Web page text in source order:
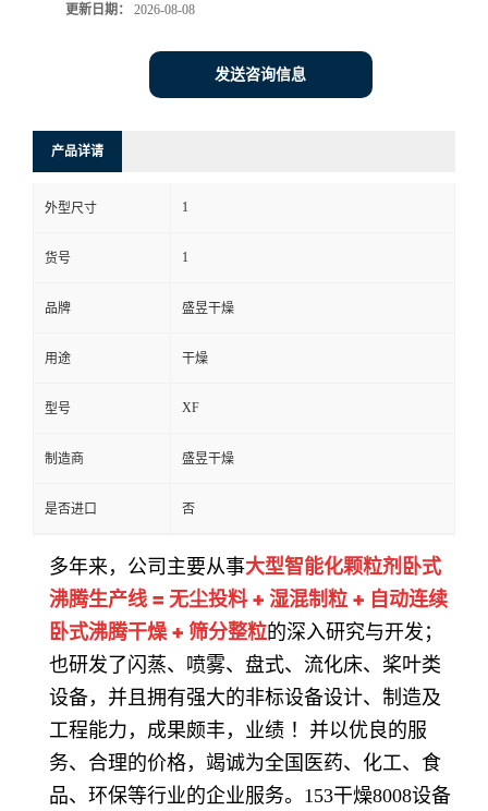
更新日期： 2026-08-08
发送咨询信息
产品详请
外型尺寸 1
货号 1
品牌 盛昱干燥
用途 干燥
型号 XF
制造商 盛昱干燥
是否进口 否
多年来，公司主要从事大型智能化颗粒剂卧式
沸腾生产线 = 无尘投料 + 湿混制粒 + 自动连续
卧式沸腾干燥 + 筛分整粒的深入研究与开发；
也研发了闪蒸、喷雾、盘式、流化床、桨叶类
设备，并且拥有强大的非标设备设计、制造及
工程能力，成果颇丰，业绩 ！并以优良的服
务、合理的价格，竭诚为全国医药、化工、食
品、环保等行业的企业服务。153干燥8008设备